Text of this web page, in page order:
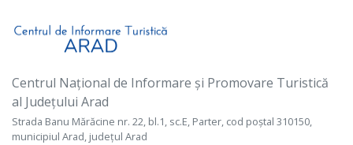
Centrul Național de Informare și Promovare Turistică
al Județului Arad
Strada Banu Mărăcine nr. 22, bl.1, sc.E, Parter, cod poștal 310150,
municipiul Arad, județul Arad